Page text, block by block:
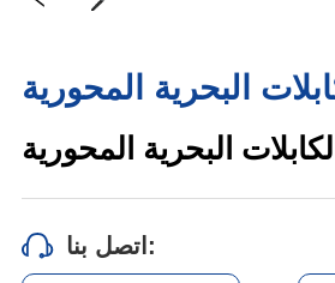
البحرية المحورية
اتصل بنا: